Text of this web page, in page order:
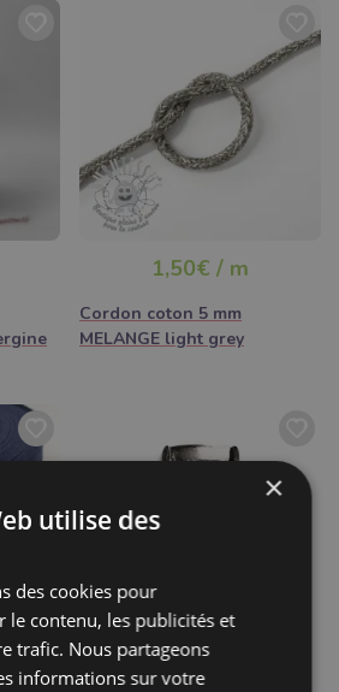
1,50€ / m
Cordon coton 5 mm
MELANGE light grey
en 2
5,00€ / Pcs
×
utilise des
des cookies pour
le contenu, les publicités et
trafic. Nous partageons
informations sur votre